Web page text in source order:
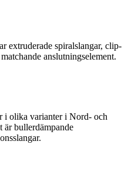
extruderade spiralslangar, clip-
anslutningselement.
i olika varianter i Nord- och
är bullerdämpande